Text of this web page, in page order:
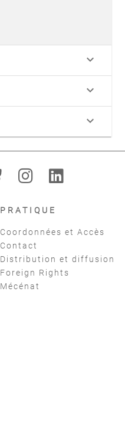
keyboard_arrow_down
keyboard_arrow_down
keyboard_arrow_down
PRATIQUE
Coordonnées et Accès
Contact
Distribution et diffusion
Foreign Rights
Mécénat